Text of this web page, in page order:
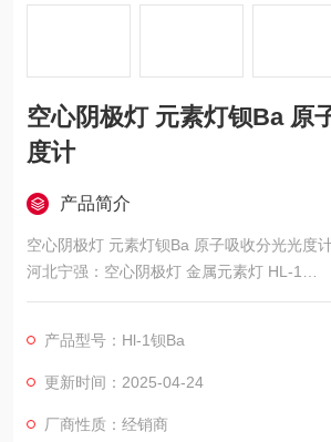
空心阴极灯 元素灯钡Ba 原
度计
产品简介
空心阴极灯 元素灯钡Ba 原子吸收分光光度
河北宁强：空心阴极灯 金属元素灯 HL-1
适用：适用国产原子吸收分光光度计
产品型号：Hl-1钡Ba
更新时间：2025-04-24
厂商性质：经销商